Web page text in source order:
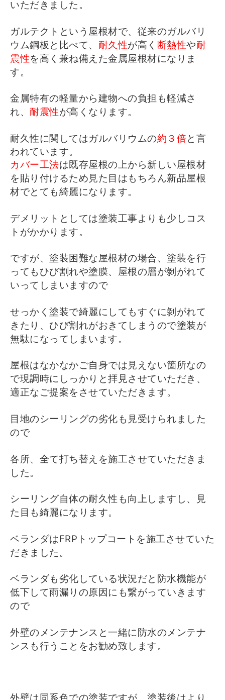
いただきました。
ガルテクトという屋根材で、 従来のガルバリ
ウム鋼板と比べて、 耐久性が高く 断熱性や耐
震性を高く兼ね備えた金属屋根材になりま
す。
金属特有の軽量から建物への負担も軽減さ
れ、 耐震性が高くなります。
耐久性に関してはガルバリウムの約３倍と言
われています。
カバー工法は既存屋根の上から新しい屋根材
を貼り付けるため見た目はもちろん新品屋根
材でとても綺麗になります。
デメリットとしては塗装工事よりも少しコス
トがかかります。
ですが、塗装困難な屋根材の場合、塗装を行
ってもひび割れや塗膜、屋根の層が剝がれて
いってしまいますので
せっかく塗装で綺麗にしてもすぐに剝がれて
きたり、ひび割れがおきてしまうので塗装が
無駄になってしまいます。
屋根はなかなかご自身では見えない箇所なの
で現調時にしっかりと拝見させていただき、
適正なご提案をさせていただきます。
目地のシーリングの劣化も見受けられました
ので
各所、全て打ち替えを施工させていただきま
した。
シーリング自体の耐久性も向上しますし、見
た目も綺麗になります。
ベランダはFRPトップコートを施工させていた
だきました。
ベランダも劣化している状況だと防水機能が
低下して雨漏りの原因にも繋がっていきます
ので
外壁のメンテナンスと一緒に防水のメンテナ
ンスも行うことをお勧め致します。